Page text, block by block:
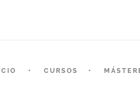
CURSOS